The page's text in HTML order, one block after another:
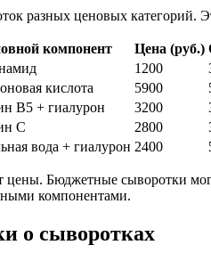
разных ценовых категорий.
компонент Цена (руб.)
1200
кислота 5900
B5 + гиалурон 3200
С 2800
вода + гиалурон 2400
цены. Бюджетные сыворотки
компонентами.
о сыворотках